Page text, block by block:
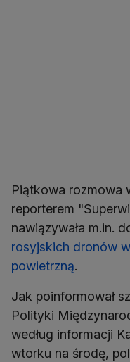
Piątkowa rozmowa
reporterem
nawiązywała m.in.
rosyjskich dronów
powietrzną.
Jak poinformował
Polityki
według informacji
wtorku na środę,